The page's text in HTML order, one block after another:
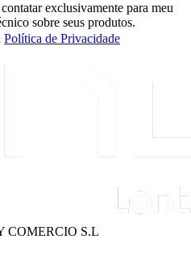
exclusivamente para meu
sobre seus produtos.
Política de Privacidade
COMERCIO S.L